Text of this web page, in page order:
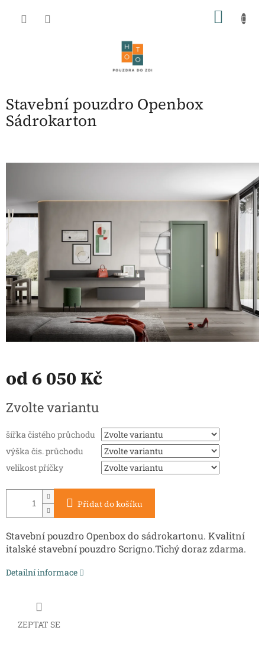
Stavební pouzdro Openbox
Sádrokarton
od6 050 Kč
cena:
Zvolte variantu
šířka čistého průchodu
výška čis. průchodu
velikost příčky
Přidat do košíku
Stavební pouzdro Openbox do sádrokartonu. Kvalitní
italské stavební pouzdro Scrigno.Tichý doraz zdarma.
Detailní informace
ZEPTAT SE